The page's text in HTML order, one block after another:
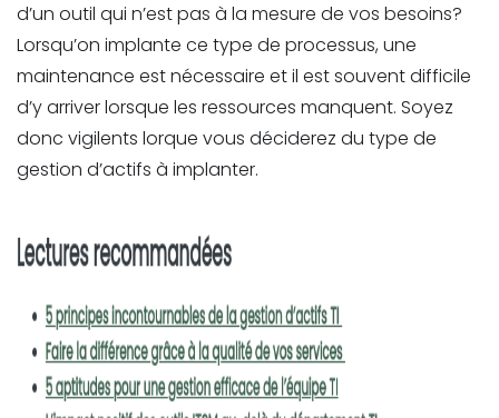
d’un outil qui n’est pas à la mesure de vos besoins?
Lorsqu’on implante ce type de processus, une
maintenance est nécessaire et il est souvent difficile
d’y arriver lorsque les ressources manquent. Soyez
donc vigilents lorque vous déciderez du type de
gestion d’actifs à implanter.